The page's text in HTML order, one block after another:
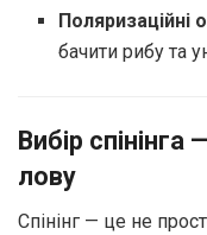
Поляризаційні
бачити рибу та
Вибір
лову
Спінінг — це не